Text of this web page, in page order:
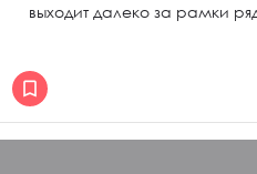
выходит далеко за рамки